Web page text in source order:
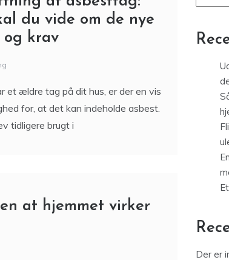
du vide om de nye
og krav
for, at det kan indeholde asbest.
tidligere brugt i
at hjemmet virker